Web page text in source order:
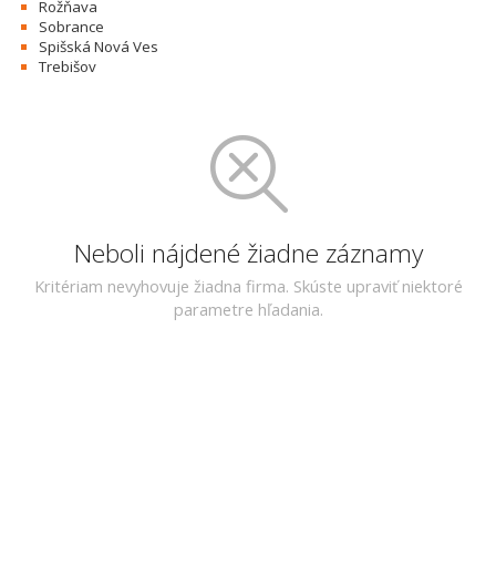
Rožňava
Sobrance
Spišská Nová Ves
Trebišov
Neboli nájdené žiadne záznamy
Kritériam nevyhovuje žiadna firma. Skúste upraviť niektoré
parametre hľadania.